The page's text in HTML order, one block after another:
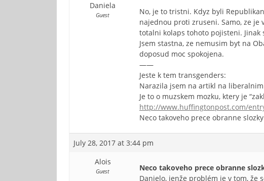
Daniela
Guest
No, je to tristni. Kdyz byli
najednou proti zruseni. Samo, ze
totalni kolaps tohoto pojisteni. Jinak
Jsem stastna, ze nemusim byt na
doposud moc spokojena.
——
Jeste k tem transgenders:
Narazila jsem na artikl na
Je to o muzskem mozku, ktery je
http://www.huffingtonpost.com/
Neco takoveho prece obranne
July 28, 2017 at 3:44 pm
Alois
Guest
Neco takoveho prece obranne
Danielo, jenže problém je v tom,